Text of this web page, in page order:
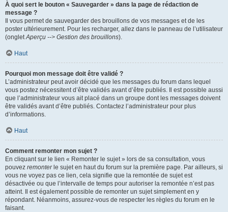
À quoi sert le bouton « Sauvegarder » dans la page de rédaction de
message ?
Il vous permet de sauvegarder des brouillons de vos messages et de les
poster ultérieurement. Pour les recharger, allez dans le panneau de l’utilisateur
(ongletAperçu --> Gestion des brouillons).
Haut
Pourquoi mon message doit être validé ?
L’administrateur peut avoir décidé que les messages du forum dans lequel
vous postez nécessitent d’être validés avant d’être publiés. Il est possible aussi
que l’administrateur vous ait placé dans un groupe dont les messages doivent
être validés avant d’être publiés. Contactez l’administrateur pour plus
d’informations.
Haut
Comment remonter mon sujet ?
En cliquant sur le lien « Remonter le sujet » lors de sa consultation, vous
pouvez remonterle sujet en haut du forum sur la première page. Par ailleurs, si
vous ne voyez pas ce lien, cela signifie que la remontée de sujet est
désactivée ou que l’intervalle de temps pour autoriser la remontée n’est pas
atteint. Il est également possible de remonter un sujet simplement en y
répondant. Néanmoins, assurez-vous de respecter les règles du forum en le
faisant.